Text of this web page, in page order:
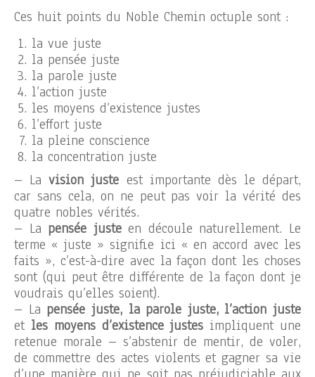
Ces huit points du Noble Chemin octuple sont :
la vue juste
la pensée juste
la parole juste
l’action juste
les moyens d’existence justes
l’effort juste
la pleine conscience
la concentration juste
– Lavision juste est importante dès le départ,
car sans cela, on ne peut pas voir la vérité des
quatre nobles vérités.
– La pensée justeen découle naturellement. Le
terme « juste » signifie ici « en accord avec les
faits », c’est-à-dire avec la façon dont les choses
sont (qui peut être différente de la façon dont je
voudrais qu’elles soient).
– La pensée juste, la parole juste, l’action juste
et les moyens d’existence justes impliquent une
retenue morale – s’abstenir de mentir, de voler,
de commettre des actes violents et gagner sa vie